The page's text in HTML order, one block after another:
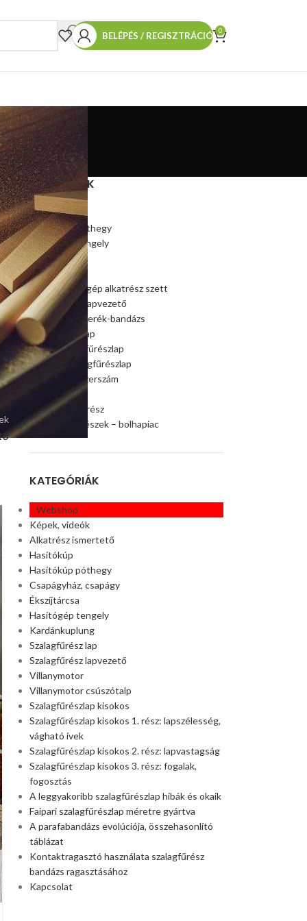
BELÉPÉS / REGISZTRÁCIÓ 0
JAN
TERMÉKEINK
Hasítókúp
Hasítókúp póthegy
Hasítógép tengely
Ékszíjtárcsa
Csapágy
Kúpos hasítógép alkatrész szett
Szalagfűrész lapvezető
Szalagfűrészkerék-bandázs
Szalagfűrészlap
Faipari szalagfűrészlap
Húsipari szalagfűrészlap
Faipari gép, szerszám
Ágaprító
Offroad alkatrész
Akciós alkatrészek – bolhapiac
KATEGÓRIÁK
Webshop
Képek, videók
Alkatrész ismertető
Hasítókúp
Hasítókúp póthegy
Csapágyház, csapágy
Ékszíjtárcsa
Hasítógép tengely
Kardánkuplung
Szalagfűrész lap
Szalagfűrész lapvezető
Villanymotor
Villanymotor csúszótalp
Szalagfűrészlap kisokos
Szalagfűrészlap kisokos 1. rész: lapszélesség,
vágható ívek
Szalagfűrészlap kisokos 2. rész: lapvastagság
Szalagfűrészlap kisokos 3. rész: fogalak,
fogosztás
A leggyakoribb szalagfűrészlap hibák és okaik
Faipari szalagfűrészlap méretre gyártva
A parafabandázs evolúciója, összehasonlító
táblázat
Kontaktragasztó használata szalagfűrész
bandázs ragasztásához
Kapcsolat